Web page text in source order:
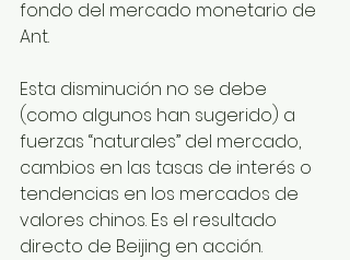
fondo del mercado monetario de
Ant.
Esta disminución no se debe
(como algunos han sugerido) a
fuerzas “naturales” del mercado,
cambios en las tasas de interés o
tendencias en los mercados de
valores chinos. Es el resultado
directo de Beijing en acción.